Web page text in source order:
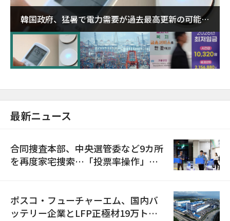
韓国政府、猛暑で電力需要が過去最高更新の可能性
に需給対応体制を点検
最新ニュース
合同捜査本部、中央選管委など9カ所
を再度家宅捜索…「投票率操作」の
ポスコ・フューチャーエム、国内バ
ッテリー企業とLFP正極材19万トン